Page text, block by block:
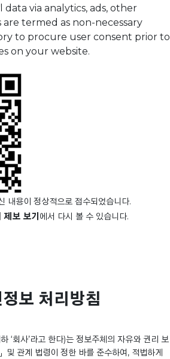
via analytics, ads, other
termed as non-necessary
to procure user consent prior to
on your website.
내용이 정상적으로 접수되었습니다.
제보 보기 에서 다시 볼 수 있습니다.
보 처리방침
‘회사’라고 한다)는 정보주체의 자유와 권리 보
및 관계 법령이 정한 바를 준수하여, 적법하게